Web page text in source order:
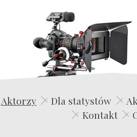
Aktorzy Dla statystów
Kontakt